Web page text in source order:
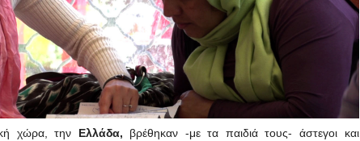
χώρα, την Ελλάδα, βρέθηκαν -με τα παιδιά τους- άστεγοι και